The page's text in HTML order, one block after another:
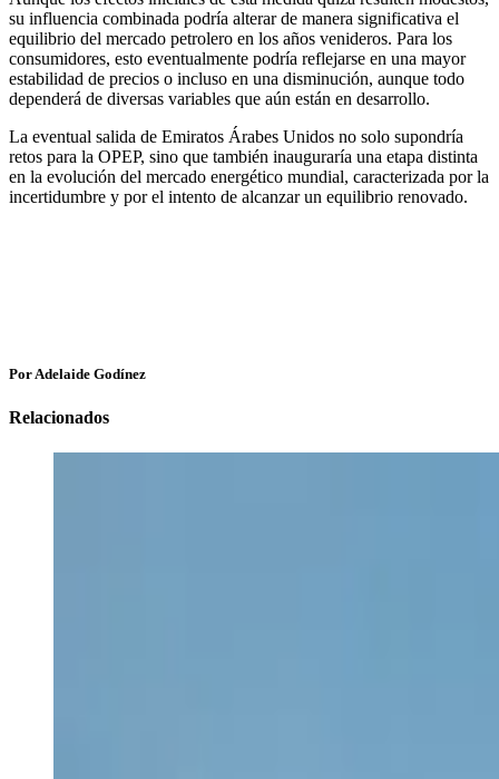
su influencia combinada podría alterar de manera significativa el
equilibrio del mercado petrolero en los años venideros. Para los
consumidores, esto eventualmente podría reflejarse en una mayor
estabilidad de precios o incluso en una disminución, aunque todo
dependerá de diversas variables que aún están en desarrollo.
La eventual salida de Emiratos Árabes Unidos no solo supondría
retos para la OPEP, sino que también inauguraría una etapa distinta
en la evolución del mercado energético mundial, caracterizada por la
incertidumbre y por el intento de alcanzar un equilibrio renovado.
Por Adelaide Godínez
Relacionados